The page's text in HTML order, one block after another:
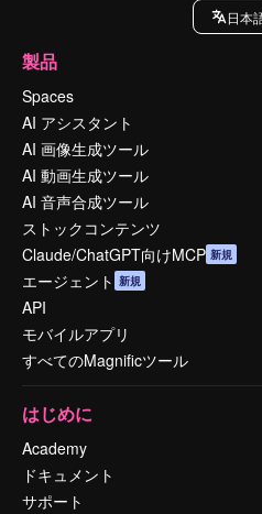
日本
製品
Spaces
AI アシスタント
AI 画像生成ツール
AI 動画生成ツール
AI 音声合成ツール
ストックコンテンツ
Claude/ChatGPT向けMCP 新規
エージェント 新規
API
モバイルアプリ
すべてのMagnificツール
はじめに
Academy
ドキュメント
サポート